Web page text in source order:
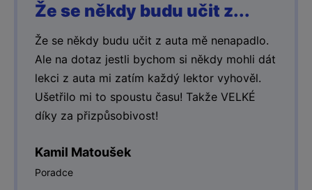
Že se někdy budu učit z...
Že se někdy budu učit z auta mě nenapadlo.
Ale na dotaz jestli bychom si někdy mohli dát
lekci z auta mi zatím každý lektor vyhověl.
Ušetřilo mi to spoustu času! Takže VELKÉ
díky za přizpůsobivost!
Kamil Matoušek
Poradce